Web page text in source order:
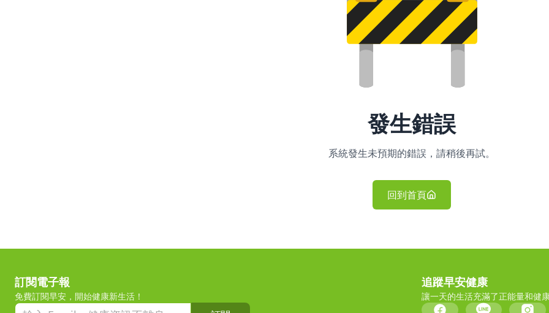
發生錯誤
系統發生未預期的錯誤，請稍後再試。
回到首頁
訂閱電子報
免費訂閱早安，開始健康新生活！
追蹤早安健康
讓一天的生活充滿了正能量和健